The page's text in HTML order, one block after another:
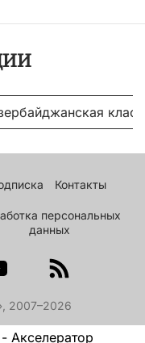
Контакты
персональных
данных
2007–2026
Акселератор